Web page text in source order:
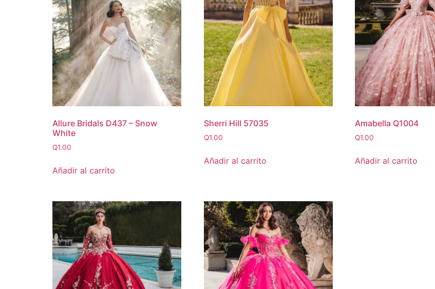
Allure Bridals D437 – Snow
White
Q1.00
Añadir al carrito
Sherri Hill 57035
Q1.00
Añadir al carrito
Amabella Q1004
Q1.00
Añadir al carrito